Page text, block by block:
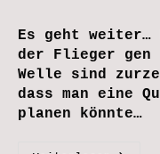
Es geht weiter…
der Flieger gen
Welle sind
dass man eine
planen könnte…